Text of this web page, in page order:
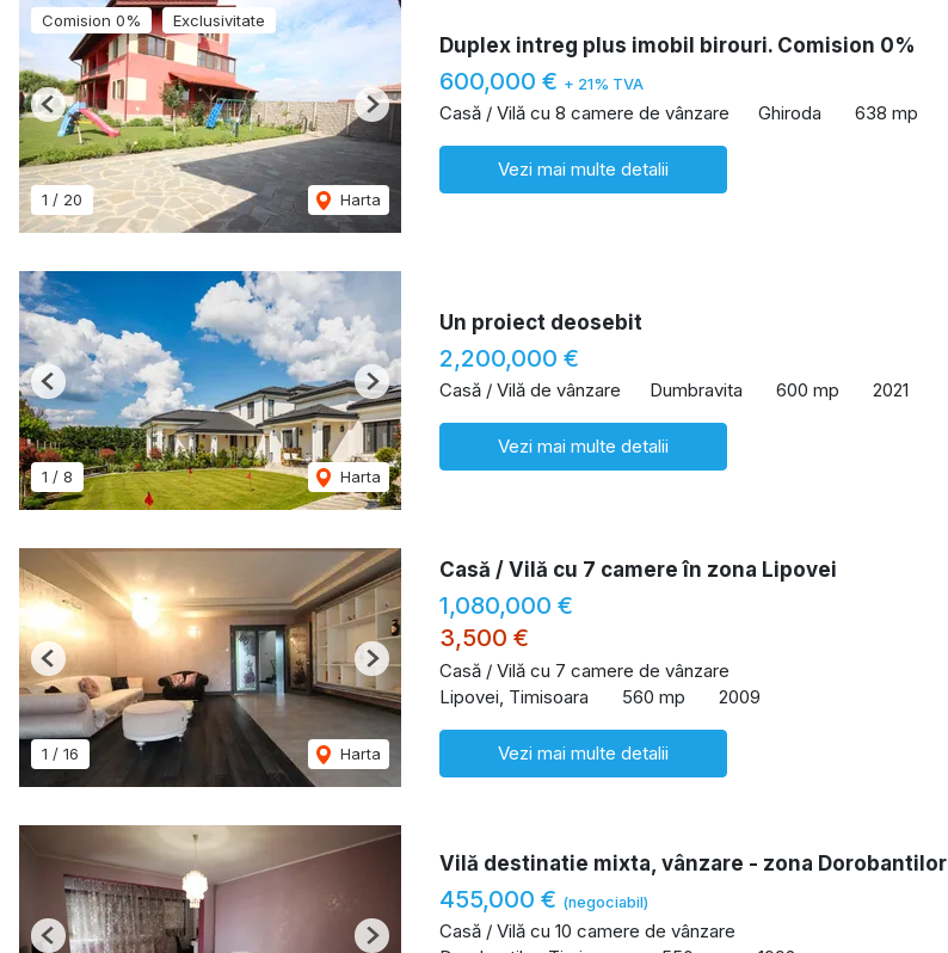
Comision 0% Exclusivitate
1 / 20 Harta
Previous Next
Duplex intreg plus imobil birouri. Comision 0%
600,000 € + 21% TVA
Casă / Vilă cu 8 camere de vânzare Ghiroda 638 mp
Vezi mai multe detalii
1 / 8 Harta
Previous Next
Un proiect deosebit
2,200,000 €
Casă / Vilă de vânzare Dumbravita 600 mp 2021
Vezi mai multe detalii
1 / 16 Harta
Previous Next
Casă / Vilă cu 7 camere în zona Lipovei
1,080,000 €
3,500 €
Casă / Vilă cu 7 camere de vânzare
Lipovei, Timisoara
560 mp 2009
Vezi mai multe detalii
Previous Next
Vilă destinatie mixta, vânzare - zona Dorobantilor
455,000 € (negociabil)
Casă / Vilă cu 10 camere de vânzare